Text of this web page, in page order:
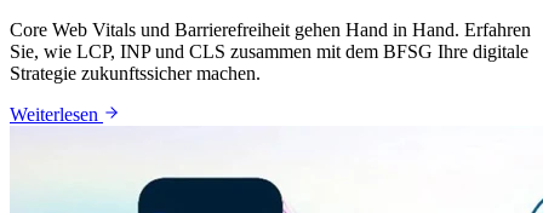
Core Web Vitals und Barrierefreiheit gehen Hand in Hand. Erfahren
Sie, wie LCP, INP und CLS zusammen mit dem BFSG Ihre digitale
Strategie zukunftssicher machen.
Weiterlesen : Optimieren Sie Ihre Website mit den Core Web Vitals